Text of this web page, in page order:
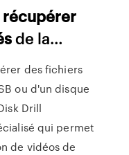
récupérer
de la…
des fichiers
ou d'un disque
Drill
qui permet
de vidéos de